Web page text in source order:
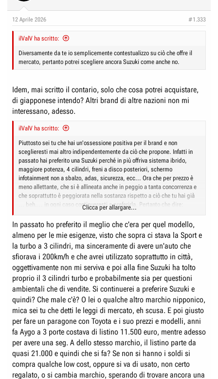
12 Aprile 2026 #1.333
ilValV ha scritto:
Diversamente da te io semplicemente contestualizzo su ciò che offre il
mercato, pertanto potrei scegliere ancora Suzuki come anche no.
Idem, mai scritto il contario, solo che cosa potrei acquistare,
di giapponese intendo? Altri brand di altre nazioni non mi
interessano, adesso.
ilValV ha scritto:
Piuttosto sei tu che hai un'ossessione positiva per il brand e non
sceglieresti mai altro indipendentemente da ciò che propone. Infatti in
passato hai preferito una Suzuki perché in più offriva sistema ibrido,
maggiore potenza, 4 cilindri, freni a disco posteriori, schermo
infotainment non a sbalzo, adas, sicurezza, ecc... Ora che per prezzo è
meno allettante, che si è allineata anche in peggio a tanta concorrenza e
che soprattutto è peggiorata nella sostanza rispetto a ciò che tu hai già
... beh.... in ogni caso continueresti a preferirla. Pertanto che dire:
contento tu! D'altra parte è vero che può essere da imb.... non cambiare
mai idea, ma di sicuro è da incoerenti cambiarne troppe.
Circa la pubblicità aggressiva: Jeep (insieme a Suzuki al momento unico
main sponsor di auto in serie A) e Fiat la fanno per vendere e almeno in
Italia per numeri sono ai vertici. In Suzuki invece la fanno ma, a detta tua,
i numeri non interessano. W ancora la coerenza.
Clicca per allargare...
In passato ho preferito il meglio che c'era per quel modello,
almeno per le mie esigenze, visto che sopra ci stava la Sport e
la turbo a 3 cilindri, ma sinceramente di avere un'auto che
sfiorava i 200km/h e che avrei utilizzato soprattutto in città,
oggettivamente non mi serviva e poi alla fine Suzuki ha tolto
proprio il 3 cilindri turbo e probabilmente sia per questioni
ambientali che di vendite. Si continuerei a preferire Suzuki e
quindi? Che male c'è? O lei o qualche altro marchio nipponico,
mica sei tu che detti le leggi di mercato, eh scusa. E poi giusto
per fare un paragone con Toyota e i suo prezzi e modelli, anni
fa Aygo a 3 porte costava di listino 11.500 euro, mentre adesso
per avere una seg. A dello stesso marchio, il listino parte da
quasi 21.000 e quindi che si fa? Se non si hanno i soldi si
compra qualche low cost, oppure si va di usato, non certo
regalato, o si cambia marchio, sperando di trovare ancora una